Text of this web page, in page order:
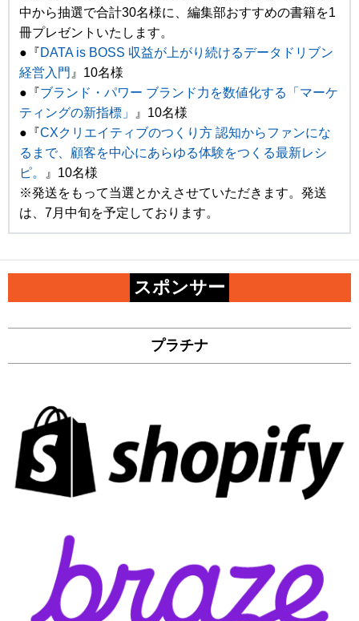
中から抽選で合計30名様に、編集部おすすめの書籍を1
冊プレゼントいたします。
●『DATA is BOSS 収益が上がり続けるデータドリブン
経営入門 』10名様
●『ブランド・パワー ブランド力を数値化する「マーケ
ティングの新指標」
』10名様
●『CXクリエイティブのつくり方 認知からファンにな
るまで、顧客を中心にあらゆる体験をつくる最新レシ
ピ。
』10名様
※発送をもって当選とかえさせていただきます。発送
は、7月中旬を予定しております。
スポンサー
プラチナ